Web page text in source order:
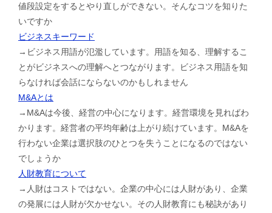
値段設定をするとやり直しができない。そんなコツを知りた
いですか
ビジネスキーワード
→ビジネス用語が氾濫しています。用語を知る、理解するこ
とがビジネスへの理解へとつながります。ビジネス用語を知
らなければ会話にならないのかもしれません
M&Aとは
→M&Aは今後、経営の中心になります。経営環境を見ればわ
かります。経営者の平均年齢は上がり続けています。M&Aを
行わない企業は選択肢のひとつを失うことになるのではない
でしょうか
人財教育について
→人財はコストではない。企業の中心には人財があり、企業
の発展には人財が欠かせない。その人財教育にも秘訣があり